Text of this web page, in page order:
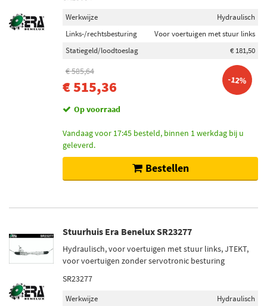
Werkwijze
Hydraulisch
Links-/rechtsbesturing
Voor voertuigen met stuur links
Statiegeld/loodtoeslag
€ 181,50
€ 585,64
€ 515,36 -12%
Op voorraad
Vandaag voor 17:45 besteld, binnen 1 werkdag bij u
geleverd.
Bestellen
Stuurhuis Era Benelux SR23277
Hydraulisch, voor voertuigen met stuur links, JTEKT,
voor voertuigen zonder servotronic besturing
SR23277
Werkwijze
Hydraulisch